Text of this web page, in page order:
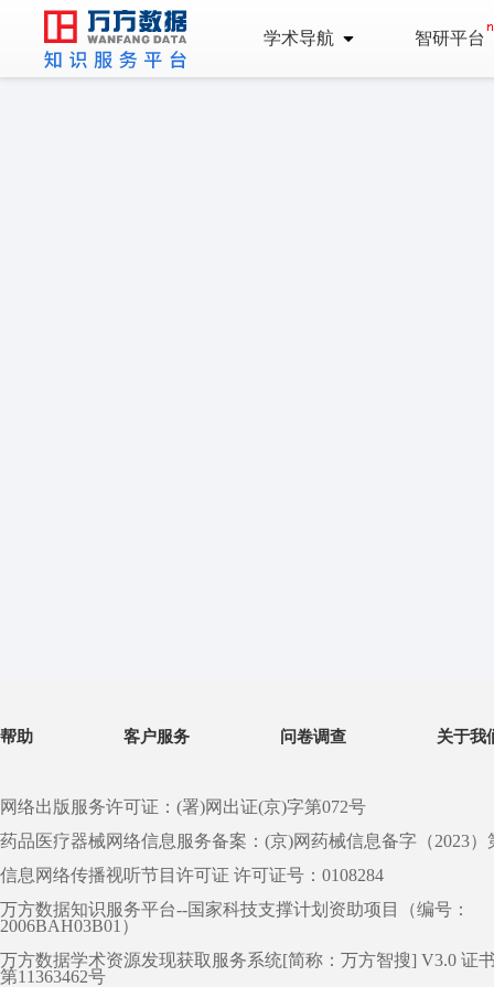
学术导航 智研平台
帮助 客户服务 问卷调查 关于我
网络出版服务许可证：(署)网出证(京)字第072号
药品医疗器械网络信息服务备案：(京)网药械信息备字（2023）
信息网络传播视听节目许可证 许可证号：0108284
万方数据知识服务平台--国家科技支撑计划资助项目（编号：
2006BAH03B01）
万方数据学术资源发现获取服务系统[简称：万方智搜] V3.0 证
第11363462号